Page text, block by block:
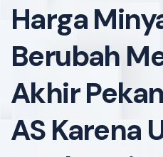
Harga
Berubah
Akhir
AS Karena